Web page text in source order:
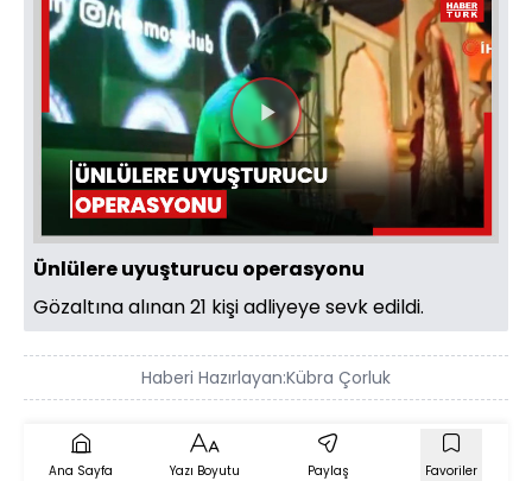
Videoyu
Oynat
Ünlülere uyuşturucu operasyonu
Gözaltına alınan 21 kişi adliyeye sevk edildi.
Haberi Hazırlayan:Kübra Çorluk
Ana Sayfa Yazı Boyutu Paylaş Favoriler